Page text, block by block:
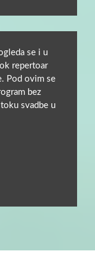
se i u
repertoar
Pod ovim se
bez
svadbe u